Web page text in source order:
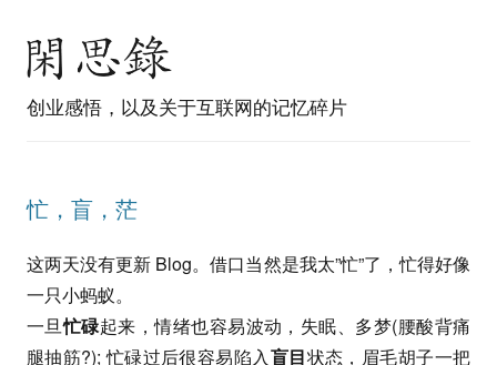
创业感悟，以及关于互联网的记忆碎片
忙，盲，茫
这两天没有更新 Blog。借口当然是我太”忙”了，忙得好像
一只小蚂蚁。
一旦忙碌起来，情绪也容易波动，失眠、多梦(腰酸背痛
腿抽筋?); 忙碌过后很容易陷入盲目状态，眉毛胡子一把